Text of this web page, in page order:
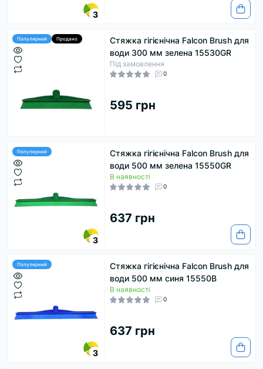
3
Популярний Продано
Стяжка гігієнічна Falcon Brush для
води 300 мм зелена 15530GR
Під замовлення
0
595 грн
Популярний
3
Стяжка гігієнічна Falcon Brush для
води 500 мм зелена 15550GR
В наявності
0
637 грн
Популярний
3
Стяжка гігієнічна Falcon Brush для
води 500 мм синя 15550B
В наявності
0
637 грн